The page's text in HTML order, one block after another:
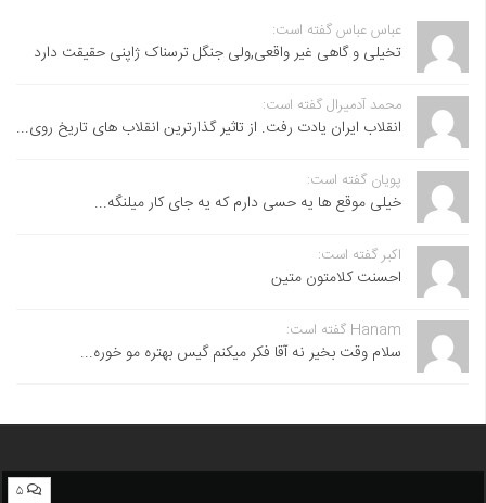
عباس عباس گفته است:
تخیلی و گاهی غیر واقعی,ولی جنگل ترسناک ژاپنی حقیقت دارد
محمد آدمیرال گفته است:
انقلاب ایران یادت رفت. از تاثیر گذارترین انقلاب های تاریخ روی...
پویان گفته است:
خیلی موقع ها یه حسی دارم که یه جای کار میلنگه...
اکبر گفته است:
احسنت ‌کلامتون متین
Hanam گفته است:
سلام وقت بخیر نه آقا فکر میکنم گیس بهتره مو خوره...
۵